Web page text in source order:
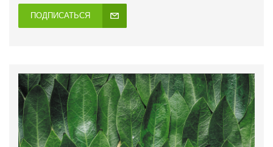
ПОДПИСАТЬСЯ